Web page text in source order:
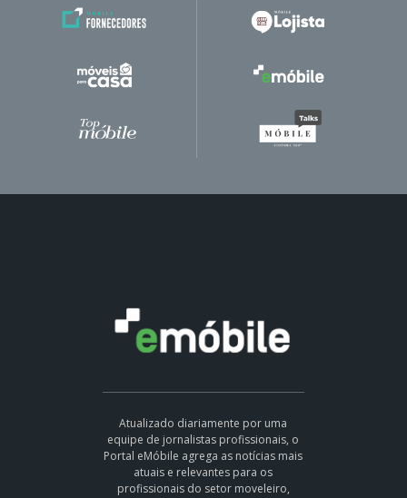
Atualizado diariamente por uma
equipe de jornalistas profissionais, o
Portal eMóbile agrega as notícias mais
atuais e relevantes para os
profissionais do setor moveleiro,